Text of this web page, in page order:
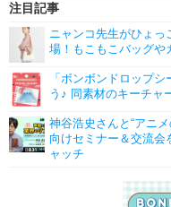
注目記事
ニャンコ先生がひょっ
場！もこもこバッグや
「ボンボンドロップ
う♪ 同素材のキーチャ
神谷浩史さんと“アニ
向けセミナー＆交流
ャッチ